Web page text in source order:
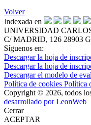
Volver
Indexada en
UNIVERSIDAD
C/ MADRID, 126 28903
Síguenos en:
Descargar la hoja de
Descargar la hoja de
Descargar el modelo de
Política de cookies Política
Copyright © 2026, todos
desarrollado por LeonWeb
Cerrar
ACEPTAR